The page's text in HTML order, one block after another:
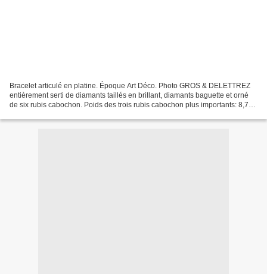
Bracelet articulé en platine. Époque Art Déco. Photo GROS & DELETTREZ
entièrement serti de diamants taillés en brillant, diamants baguette et orné
de six rubis cabochon. Poids des trois rubis cabochon plus importants: 8,70